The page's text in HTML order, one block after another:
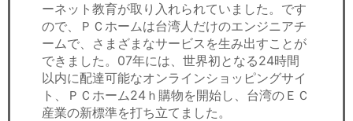
ーネット教育が取り入れられていました。です
ので、ＰＣホームは台湾人だけのエンジニアチ
ームで、さまざまなサービスを生み出すことが
できました。07年には、世界初となる24時間
以内に配達可能なオンラインショッピングサイ
ト、ＰＣホーム24ｈ購物を開始し、台湾のＥＣ
産業の新標準を打ち立てました。